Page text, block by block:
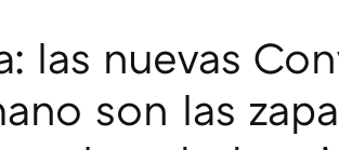
las nuevas
son las